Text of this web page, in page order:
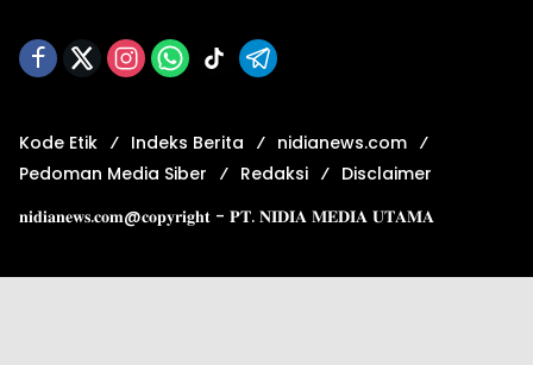
Kode Etik Indeks Berita
nidianews.com
Pedoman Media Siber
Redaksi
Disclaimer
𝐧𝐢𝐝𝐢𝐚𝐧𝐞𝐰𝐬.𝐜𝐨𝐦@𝐜𝐨𝐩𝐲𝐫𝐢𝐠𝐡𝐭 - 𝐏𝐓. 𝐍𝐈𝐃𝐈𝐀 𝐌𝐄𝐃𝐈𝐀 𝐔𝐓𝐀𝐌𝐀